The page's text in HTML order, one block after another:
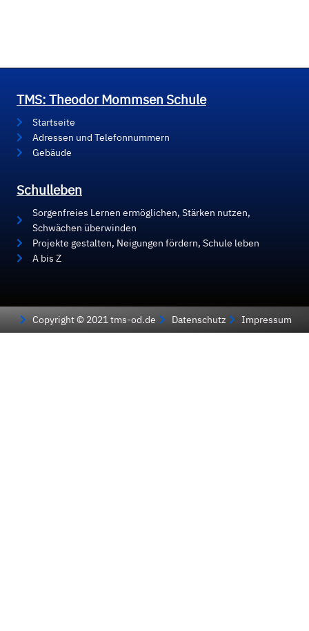
TMS: Theodor Mommsen Schule
Startseite
Adressen und Telefonnummern
Gebäude
Schulleben
Sorgenfreies Lernen ermöglichen, Stärken nutzen,
Schwächen überwinden
Projekte gestalten, Neigungen fördern, Schule leben
A bis Z
Copyright © 2021 tms-od.de Datenschutz Impressum